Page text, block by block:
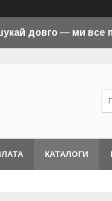
довго — ми все
КАТАЛОГИ